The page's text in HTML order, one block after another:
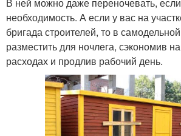
необходимость. А если у вас на
бригада строителей, то в
разместить для ночлега, сэкономив
расходах и продлив рабочий день.